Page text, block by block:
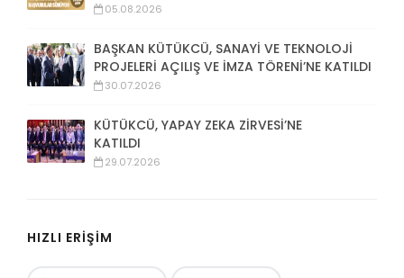
05.08.2026
BAŞKAN KÜTÜKCÜ, SANAYİ VE TEKNOLOJİ
PROJELERİ AÇILIŞ VE İMZA TÖRENİ’NE KATILDI
30.07.2026
KÜTÜKCÜ, YAPAY ZEKA ZİRVESİ’NE
KATILDI
29.07.2026
HIZLI ERİŞİM